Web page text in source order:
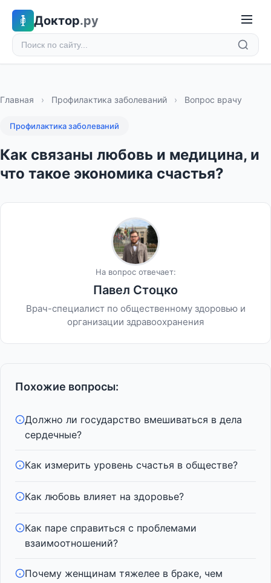
Доктор.ру
Главная › Профилактика заболеваний › Вопрос врачу
Профилактика заболеваний
Как связаны любовь и медицина, и
что такое экономика счастья?
На вопрос отвечает:
Павел Стоцко
Врач-специалист по общественному здоровью и
организации здравоохранения
Похожие вопросы:
Должно ли государство вмешиваться в дела
сердечные?
Как измерить уровень счастья в обществе?
Как любовь влияет на здоровье?
Как паре справиться с проблемами
взаимоотношений?
Почему женщинам тяжелее в браке, чем